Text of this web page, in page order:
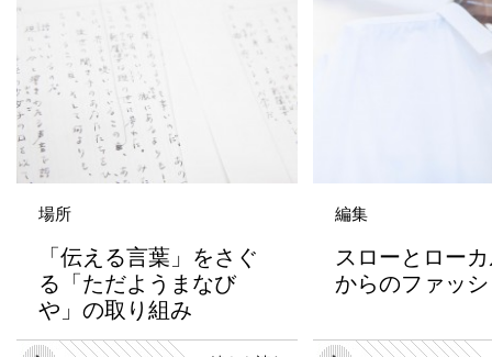
場所
「伝える言葉」をさぐ
る「ただようまなび
や」の取り組み
編集
スローとロー
からのファッ